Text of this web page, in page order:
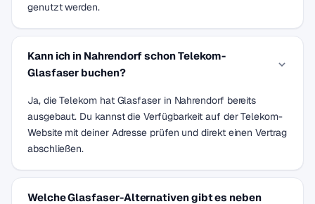
genutzt werden.
Kann ich in Nahrendorf schon Telekom-
Glasfaser buchen?
Ja, die Telekom hat Glasfaser in Nahrendorf bereits
ausgebaut. Du kannst die Verfügbarkeit auf der Telekom-
Website mit deiner Adresse prüfen und direkt einen Vertrag
abschließen.
Welche Glasfaser-Alternativen gibt es neben